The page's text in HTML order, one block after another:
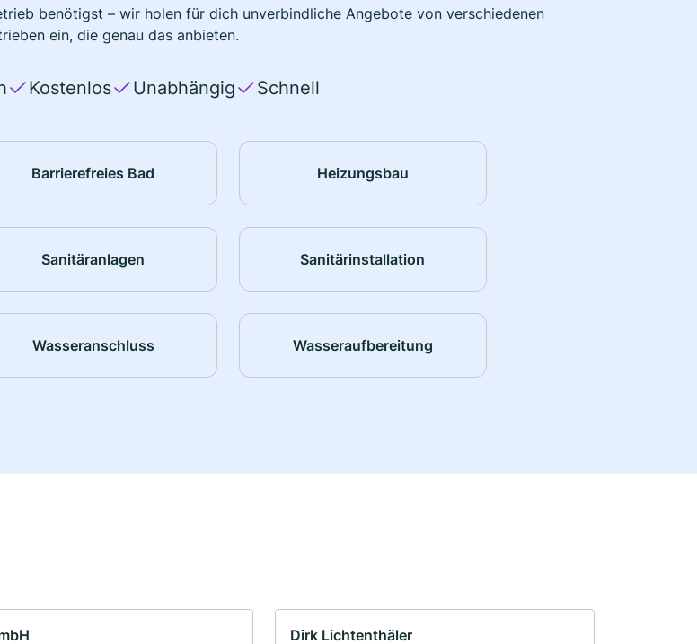
benötigst – wir holen für dich unverbindliche Angebote von verschiedenen
ein, die genau das anbieten.
Kostenlos Unabhängig Schnell
Barrierefreies Bad Heizungsbau
Sanitäranlagen Sanitärinstallation
Wasseranschluss Wasseraufbereitung
Dirk Lichtenthäler